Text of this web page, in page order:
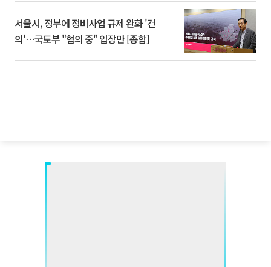
서울시, 정부에 정비사업 규제 완화 '건
의'⋯국토부 "협의 중" 입장만 [종합]